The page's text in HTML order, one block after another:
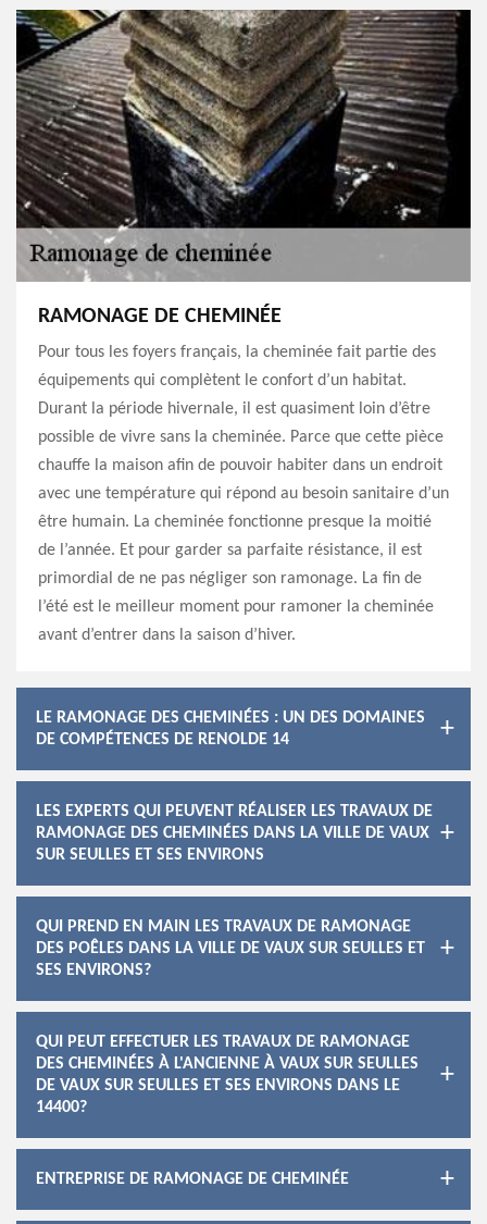
RAMONAGE DE CHEMINÉE
Pour tous les foyers français, la cheminée fait partie des
équipements qui complètent le confort d’un habitat.
Durant la période hivernale, il est quasiment loin d’être
possible de vivre sans la cheminée. Parce que cette pièce
chauffe la maison afin de pouvoir habiter dans un endroit
avec une température qui répond au besoin sanitaire d’un
être humain. La cheminée fonctionne presque la moitié
de l’année. Et pour garder sa parfaite résistance, il est
primordial de ne pas négliger son ramonage. La fin de
l’été est le meilleur moment pour ramoner la cheminée
avant d’entrer dans la saison d’hiver.
LE RAMONAGE DES CHEMINÉES : UN DES DOMAINES
DE COMPÉTENCES DE RENOLDE 14
LES EXPERTS QUI PEUVENT RÉALISER LES TRAVAUX DE
RAMONAGE DES CHEMINÉES DANS LA VILLE DE VAUX
SUR SEULLES ET SES ENVIRONS
QUI PREND EN MAIN LES TRAVAUX DE RAMONAGE
DES POÊLES DANS LA VILLE DE VAUX SUR SEULLES ET
SES ENVIRONS?
QUI PEUT EFFECTUER LES TRAVAUX DE RAMONAGE
DES CHEMINÉES À L'ANCIENNE À VAUX SUR SEULLES
DE VAUX SUR SEULLES ET SES ENVIRONS DANS LE
14400?
ENTREPRISE DE RAMONAGE DE CHEMINÉE